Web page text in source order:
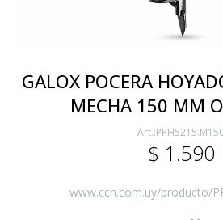
GALOX POCERA
MECHA 150 MM
$ 1.590
www.ccn.com.uy/producto/
Ferretería
Herramientas Eléctrica y Batería